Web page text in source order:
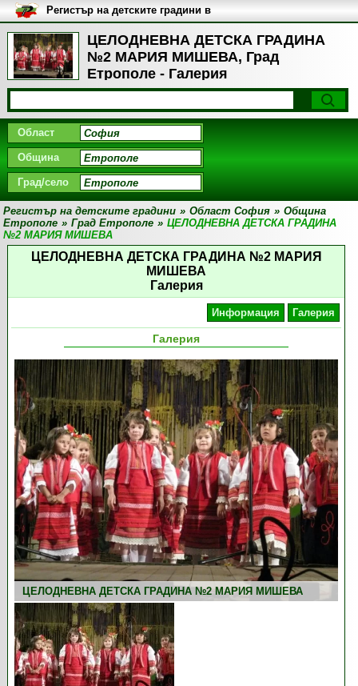
ЦЕЛОДНЕВНА ДЕТСКА ГРАДИНА
№2 МАРИЯ МИШЕВА, Град
Етрополе - Галерия
Регистър на детските градини в
България
Област
Община
Град/село
Регистър на детските градини » Област София » Община
Етрополе » Град Етрополе » ЦЕЛОДНЕВНА ДЕТСКА ГРАДИНА
№2 МАРИЯ МИШЕВА
ЦЕЛОДНЕВНА ДЕТСКА ГРАДИНА №2 МАРИЯ
МИШЕВА
Галерия
Информация Галерия
Галерия
ЦЕЛОДНЕВНА ДЕТСКА ГРАДИНА №2 МАРИЯ МИШЕВА